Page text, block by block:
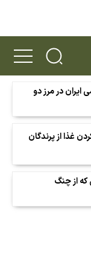
ایران در مرز دو
غذا از پرندگان
از چنگ